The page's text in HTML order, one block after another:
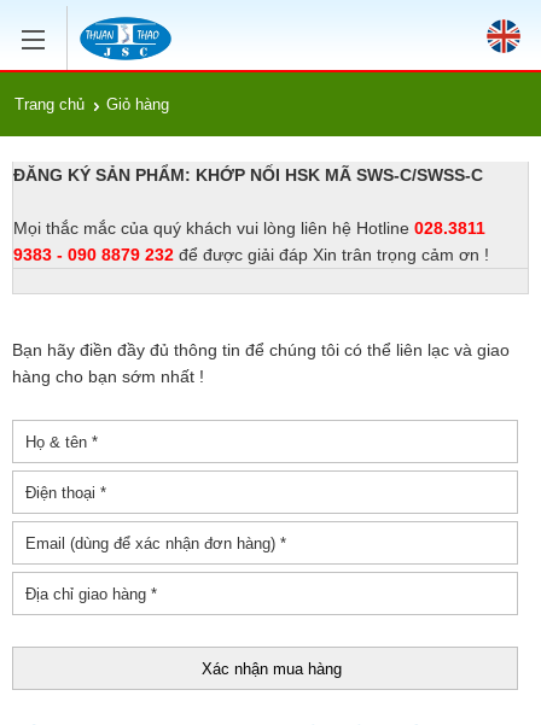
Trang chủ Giỏ hàng
ĐĂNG KÝ SẢN PHẨM: KHỚP NỐI HSK MÃ SWS-C/SWSS-C
Mọi thắc mắc của quý khách vui lòng liên hệ Hotline 028.3811
9383 - 090 8879 232 để được giải đáp Xin trân trọng cảm ơn !
Bạn hãy điền đầy đủ thông tin để chúng tôi có thể liên lạc và giao
hàng cho bạn sớm nhất !